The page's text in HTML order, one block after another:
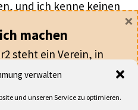
verwalten
und unseren Service zu optimieren.
und ich kenne keinen
nicht beim Gehen
(Sören Kierkegaard)
die Geschwindigkeit der
Wolfgang von
dir die ...
machen
steht ein Verein, in
arbeiten.
Jahr machen Sie als
×